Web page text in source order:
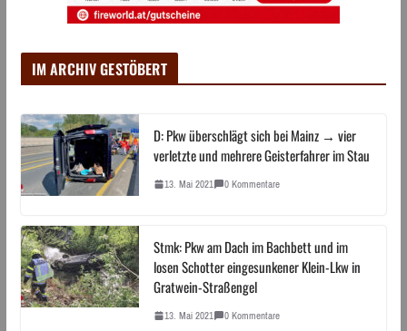
IM ARCHIV GESTÖBERT
D: Pkw überschlägt sich bei Mainz → vier
verletzte und mehrere Geisterfahrer im Stau
13. Mai 2021 0 Kommentare
Stmk: Pkw am Dach im Bachbett und im
losen Schotter eingesunkener Klein-Lkw in
Gratwein-Straßengel
13. Mai 2021 0 Kommentare